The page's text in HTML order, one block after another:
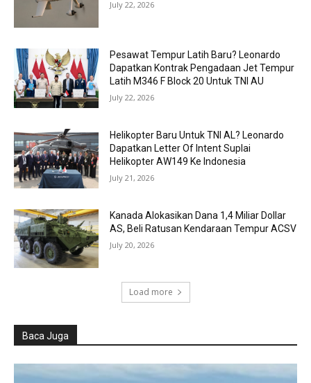
July 22, 2026
Pesawat Tempur Latih Baru? Leonardo
Dapatkan Kontrak Pengadaan Jet Tempur
Latih M346 F Block 20 Untuk TNI AU
July 22, 2026
Helikopter Baru Untuk TNI AL? Leonardo
Dapatkan Letter Of Intent Suplai
Helikopter AW149 Ke Indonesia
July 21, 2026
Kanada Alokasikan Dana 1,4 Miliar Dollar
AS, Beli Ratusan Kendaraan Tempur ACSV
July 20, 2026
Load more
Baca Juga